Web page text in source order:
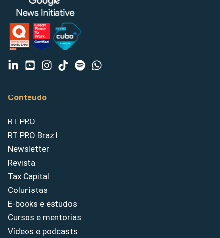
Conteúdo
RT PRO
RT PRO Brazil
Newsletter
Revista
Tax Capital
Colunistas
E-books e estudos
Cursos e mentorias
Vídeos e podcasts